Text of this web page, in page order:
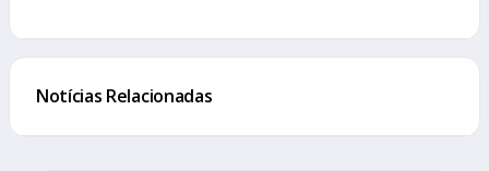
Notícias Relacionadas